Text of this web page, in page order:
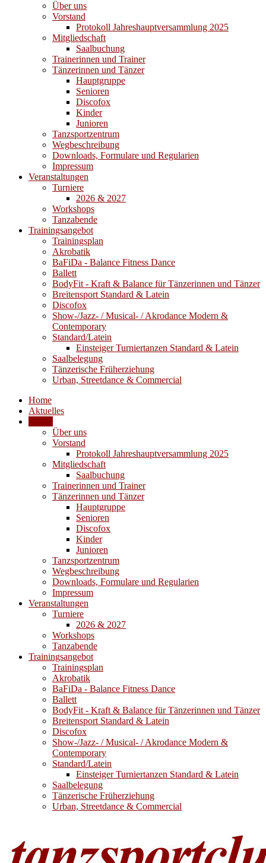
Über uns
Vorstand
Protokoll Jahreshauptversammlung 2025
Mitgliedschaft
Saalbuchung
Trainerinnen und Trainer
Tänzerinnen und Tänzer
Hauptgruppe
Senioren
Discofox
Kinder
Junioren
Tanzsportzentrum
Wegbeschreibung
Downloads, Formulare und Regularien
Impressum
Veranstaltungen
Turniere
2026 & 2027
Workshops
Tanzabende
Trainingsangebot
Trainingsplan
Akrobatik
BaFiDa - Balance Fitness Dance
Ballett
BodyFit - Kraft & Balance für Tänzerinnen und Tänzer
Breitensport Standard & Latein
Discofox
Show-/Jazz- / Musical- / Akrodance Modern &
Contemporary
Standard/Latein
Einsteiger Turniertanzen Standard & Latein
Saalbelegung
Tänzerische Früherziehung
Urban, Streetdance & Commercial
Home
Aktuelles
Über uns
Vorstand
Protokoll Jahreshauptversammlung 2025
Mitgliedschaft
Saalbuchung
Trainerinnen und Trainer
Tänzerinnen und Tänzer
Hauptgruppe
Senioren
Discofox
Kinder
Junioren
Tanzsportzentrum
Wegbeschreibung
Downloads, Formulare und Regularien
Impressum
Veranstaltungen
Turniere
2026 & 2027
Workshops
Tanzabende
Trainingsangebot
Trainingsplan
Akrobatik
BaFiDa - Balance Fitness Dance
Ballett
BodyFit - Kraft & Balance für Tänzerinnen und Tänzer
Breitensport Standard & Latein
Discofox
Show-/Jazz- / Musical- / Akrodance Modern &
Contemporary
Standard/Latein
Einsteiger Turniertanzen Standard & Latein
Saalbelegung
Tänzerische Früherziehung
Urban, Streetdance & Commercial